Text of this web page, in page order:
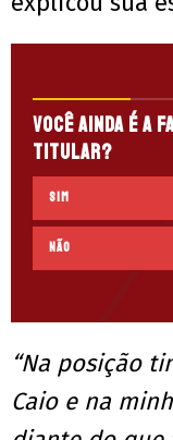
Você ainda é a
titular?
Sim
Não
“Na posição
Caio e na